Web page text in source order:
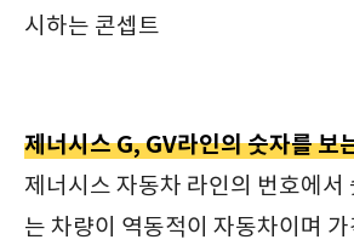
시하는 콘셉트
제너시스 G, GV라인의 숫자를 보
제너시스 자동차 라인의 번호에서
는 차량이 역동적이 자동차이며